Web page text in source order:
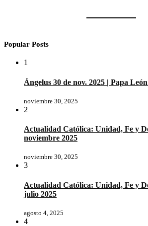
Popular Posts
1
Ángelus 30 de nov. 2025 | Papa
noviembre 30, 2025
2
Actualidad Católica: Unidad, Fe y
noviembre 2025
noviembre 30, 2025
3
Actualidad Católica: Unidad, Fe y
julio 2025
agosto 4, 2025
4